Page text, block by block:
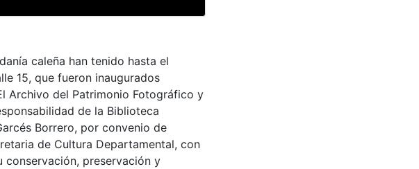
caleña han tenido hasta el
15, que fueron inaugurados
Archivo del Patrimonio Fotográfico y
de la Biblioteca
Borrero, por convenio de
de Cultura Departamental, con
conservación, preservación y